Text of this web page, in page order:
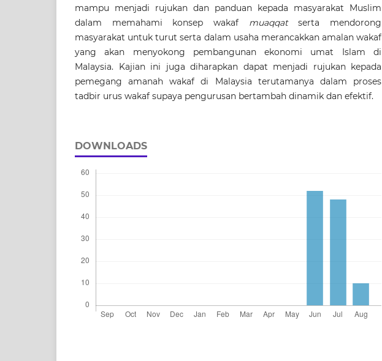
mampu menjadi rujukan dan panduan kepada masyarakat Muslim
dalam memahami konsep wakaf muaqqatserta mendorong
masyarakat untuk turut serta dalam usaha merancakkan amalan wakaf
yang akan menyokong pembangunan ekonomi umat Islam di
Malaysia. Kajian ini juga diharapkan dapat menjadi rujukan kepada
pemegang amanah wakaf di Malaysia terutamanya dalam proses
tadbir urus wakaf supaya pengurusan bertambah dinamik dan efektif.
DOWNLOADS